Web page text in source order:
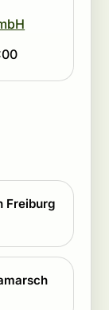
Freiburg